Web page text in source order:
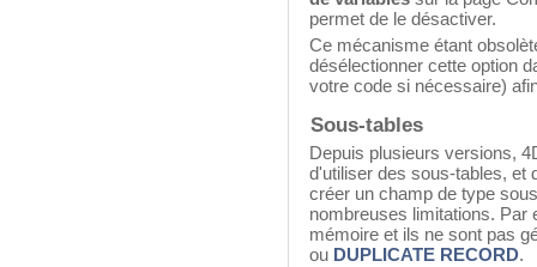
permet de le désactiver.
Ce mécanisme étant
désélectionner cette option
votre code si nécessaire)
Sous-tables
Depuis plusieurs versions,
d'utiliser des sous-tables, et
créer un champ de type
nombreuses limitations. Par
mémoire et ils ne sont pas
ou DUPLICATE RECORD.